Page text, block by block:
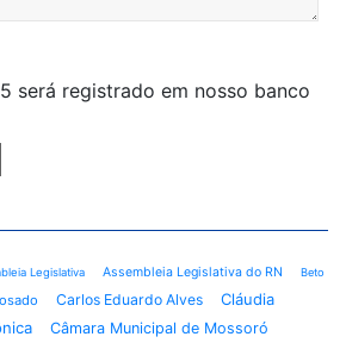
será registrado em nosso banco
Legislativa Assembleia Legislativa do RN Beto
Carlos Eduardo Alves
Cláudia
Câmara Municipal de Mossoró